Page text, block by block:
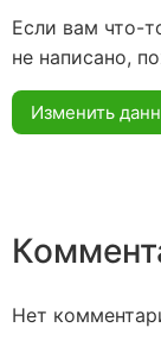
Если вам что-
не написано,
Изменить
Нет